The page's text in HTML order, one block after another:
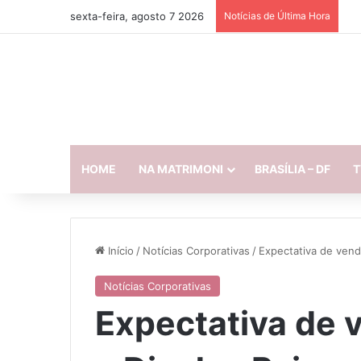
sexta-feira, agosto 7 2026 Notícias de Última Hora
HOME NA MATRIMONI BRASÍLIA – DF
Início / Notícias Corporativas / Expectativa de
Notícias Corporativas
Expectativa de